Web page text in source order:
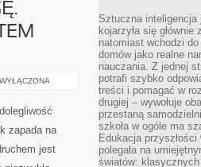
zapada na
jest
Sztuczna
kojarzyła się
natomiast wchodzi
domów jako realne
nauczania. Z jednej
potrafi szybko
treści i pomagać w
drugiej – wywołuje
przestaną
szkoła w ogóle ma
Edukacja
polegała na
światów: